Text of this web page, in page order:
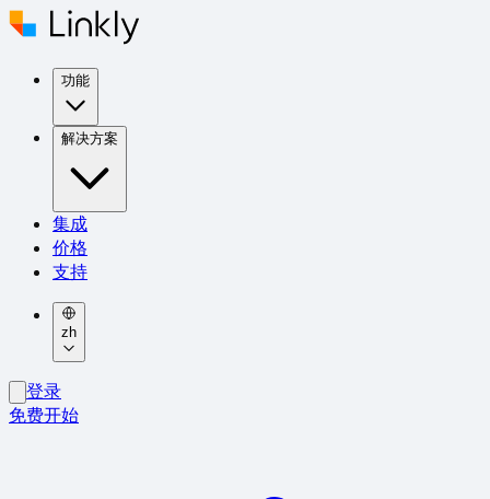
功能
解决方案
集成
价格
支持
zh
登录
免费开始